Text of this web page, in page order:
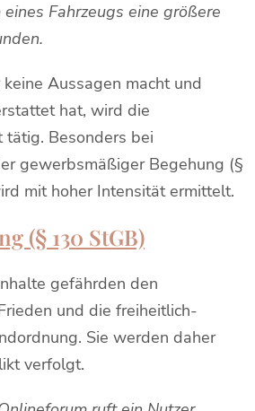
Fahrzeugs eine größere
Aussagen macht und
hat, wird die
Besonders bei
gewerbsmäßiger Begehung (§
mit hoher Intensität ermittelt.
(§ 130 StGB)
gefährden den
und die freiheitlich-
Sie werden daher
verfolgt.